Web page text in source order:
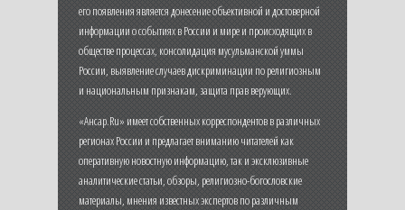
его появления является донесение объективной и достоверной
информации о событиях в России и мире и происходящих в
обществе процессах, консолидация мусульманской уммы
России, выявление случаев дискриминации по религиозным
и национальным признакам, защита прав верующих.
«Ансар.Ru» имеет собственных корреспондентов в различных
регионах России и предлагает вниманию читателей как
оперативную новостную информацию, так и эксклюзивные
аналитические статьи, обзоры, религиозно-богословские
материалы, мнения известных экспертов по различным